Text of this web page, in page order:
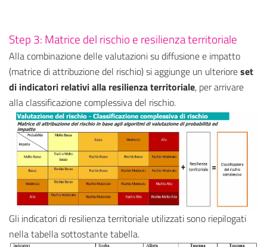
Step 3: Matrice del rischio e resilienza territoriale
Alla combinazione delle valutazioni su diffusione e impatto
(matrice di attribuzione del rischio) si aggiunge un ulterioreset
di indicatori relativi alla resilienza territoriale, per arrivare
alla classificazione complessiva del rischio.
Gli indicatori di resilienza territoriale utilizzati sono riepilogati
nella tabella sottostante tabella.